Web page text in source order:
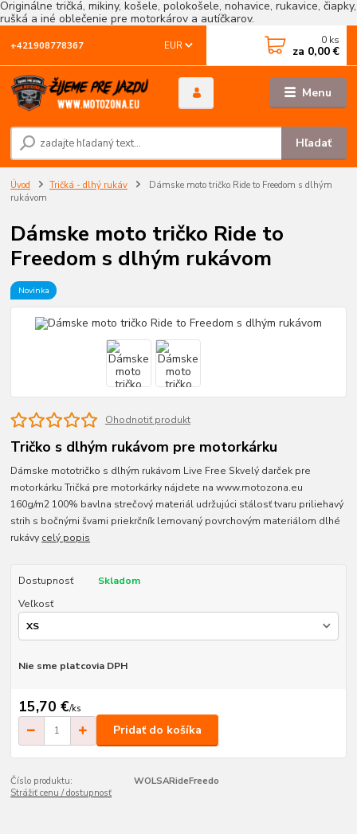
Originálne tričká, mikiny, košele, polokošele, nohavice, rukavice, čiapky,
rušká a iné oblečenie pre motorkárov a autíčkarov.
Menu
EUR
Hľadať
+421908778367 0 ks
za 0,00 €
Úvod Tričká - dlhý rukáv
Dámske moto tričko Ride to Freedom s dlhým
rukávom
Dámske moto tričko Ride to
Freedom s dlhým rukávom
Novinka
Ohodnotiť produkt
Tričko s dlhým rukávom pre motorkárku
Dámske mototričko s dlhým rukávom Live Free Skvelý darček pre
motorkárku Tričká pre motorkárky nájdete na www.motozona.eu
160g/m2 100% bavlna strečový materiál udržujúci stálosť tvaru priliehavý
strih s bočnými švami priekrčník lemovaný povrchovým materiálom dlhé
rukávy celý popis
Dostupnosť
Skladom
Veľkosť
Nie sme platcovia DPH
15,70 €/ks
Pridať do košíka
Číslo produktu:
WOLSARideFreedo
Strážiť cenu / dostupnosť